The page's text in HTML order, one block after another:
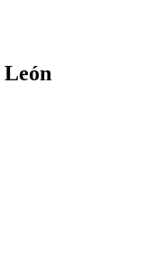
León